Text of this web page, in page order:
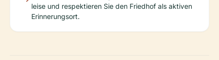
leise und respektieren Sie den Friedhof als aktiven
Erinnerungsort.